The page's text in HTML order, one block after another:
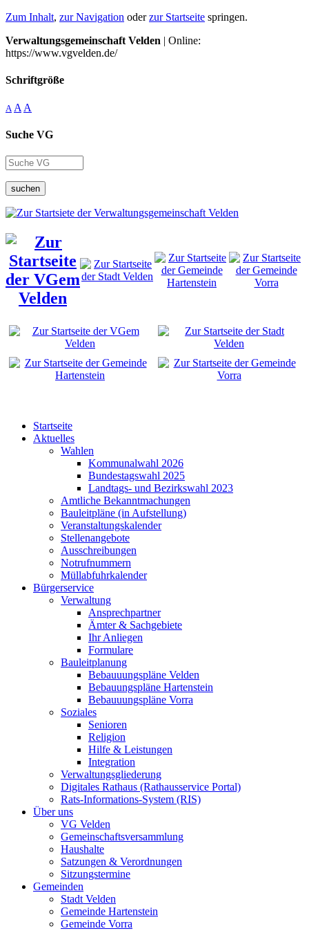
Zum Inhalt, zur Navigation oderzur Startseite springen.
Verwaltungsgemeinschaft Velden | Online:
https://www.vgvelden.de/
Schriftgröße
A A A
Suche VG
suchen
Startseite
Aktuelles
Wahlen
Kommunalwahl 2026
Bundestagswahl 2025
Landtags- und Bezirkswahl 2023
Amtliche Bekanntmachungen
Bauleitpläne (in Aufstellung)
Veranstaltungskalender
Stellenangebote
Ausschreibungen
Notrufnummern
Müllabfuhrkalender
Bürgerservice
Verwaltung
Ansprechpartner
Ämter & Sachgebiete
Ihr Anliegen
Formulare
Bauleitplanung
Bebauuungspläne Velden
Bebauungspläne Hartenstein
Bebauuungspläne Vorra
Soziales
Senioren
Religion
Hilfe & Leistungen
Integration
Verwaltungsgliederung
Digitales Rathaus (Rathausservice Portal)
Rats-Informations-System (RIS)
Über uns
VG Velden
Gemeinschaftsversammlung
Haushalte
Satzungen & Verordnungen
Sitzungstermine
Gemeinden
Stadt Velden
Gemeinde Hartenstein
Gemeinde Vorra